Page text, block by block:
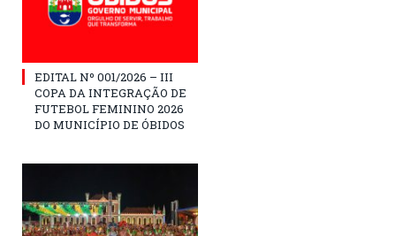
EDITAL Nº 001/2026 – III
COPA DA INTEGRAÇÃO DE
FUTEBOL FEMININO 2026
DO MUNICÍPIO DE ÓBIDOS